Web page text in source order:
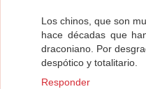
Los chinos, que son
hace décadas que
draconiano. Por
despótico y totalitario.
Responder